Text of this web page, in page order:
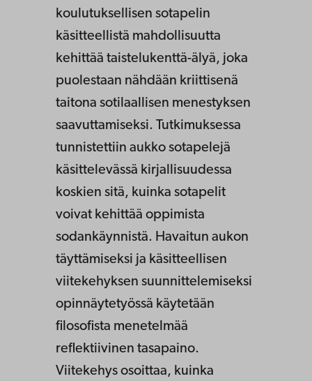
koulutuksellisen sotapelin
käsitteellistä mahdollisuutta
kehittää taistelukenttä-älyä, joka
puolestaan nähdään kriittisenä
taitona sotilaallisen menestyksen
saavuttamiseksi. Tutkimuksessa
tunnistettiin aukko sotapelejä
käsittelevässä kirjallisuudessa
koskien sitä, kuinka sotapelit
voivat kehittää oppimista
sodankäynnistä. Havaitun aukon
täyttämiseksi ja käsitteellisen
viitekehyksen suunnittelemiseksi
opinnäytetyössä käytetään
filosofista menetelmää
reflektiivinen tasapaino.
Viitekehys osoittaa, kuinka